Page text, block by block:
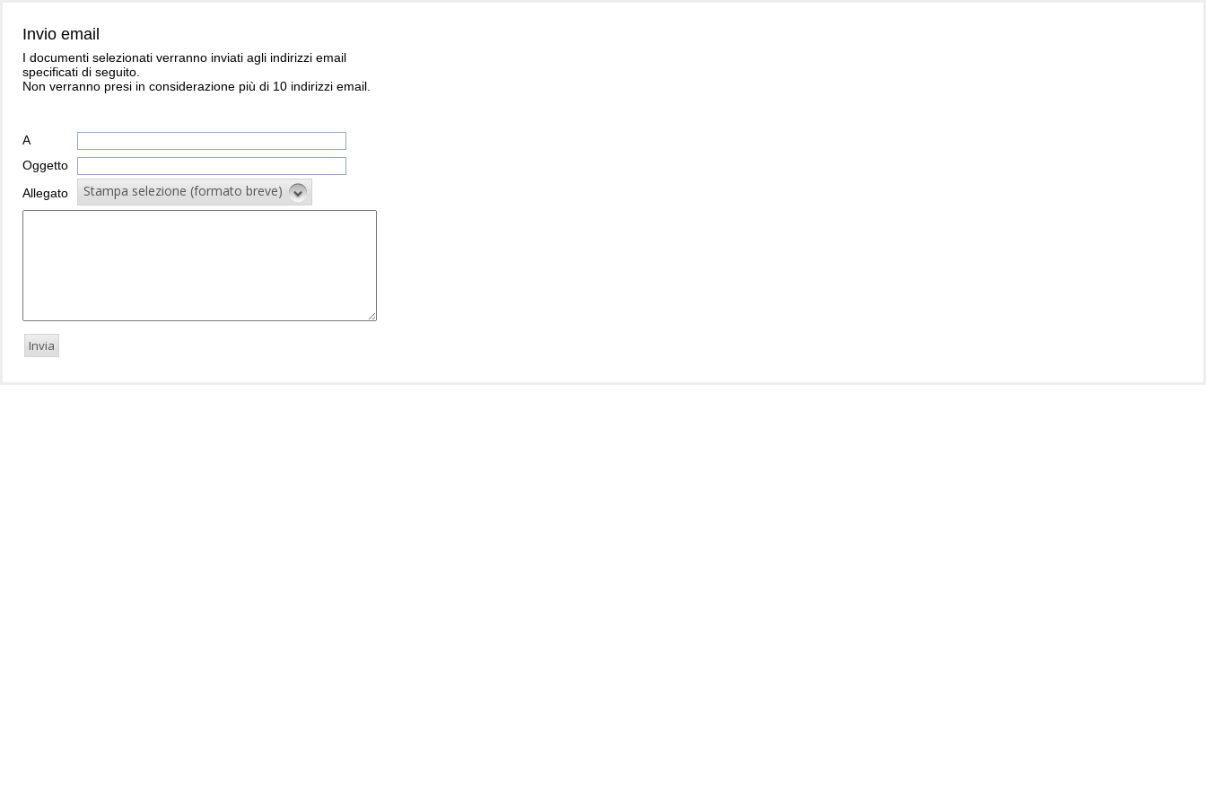
Invio email
I documenti selezionati verranno inviati agli indirizzi email
specificati di seguito.
Non verranno presi in considerazione più di 10 indirizzi email.
A
Oggetto
Allegato
Stampa selezione (formato breve)